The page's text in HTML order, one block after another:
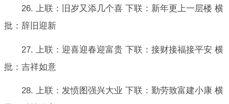
26. 上联：旧岁又添几个喜 下联：新年更上一层楼 横
批：辞旧迎新
27. 上联：迎喜迎春迎富贵 下联：接财接福接平安 横
批：吉祥如意
28. 上联：发愤图强兴大业 下联：勤劳致富建小康 横